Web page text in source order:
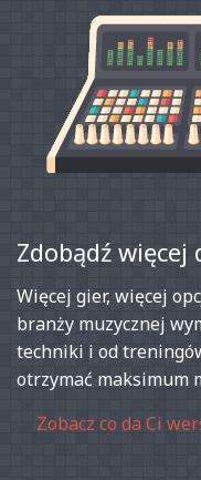
Zdobądź więcej
Więcej gier, więcej
branży muzycznej
techniki i od
otrzymać maksimum
Zobacz co da Ci